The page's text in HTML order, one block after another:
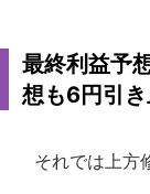
最終利益予
想も6円引
それでは上方